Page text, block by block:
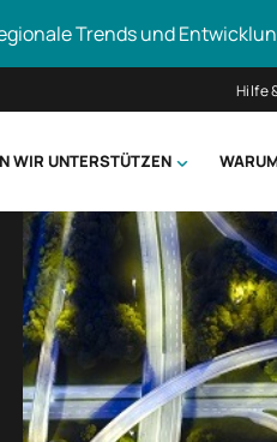
Trends und
Hilfe
WIR UNTERSTÜTZEN